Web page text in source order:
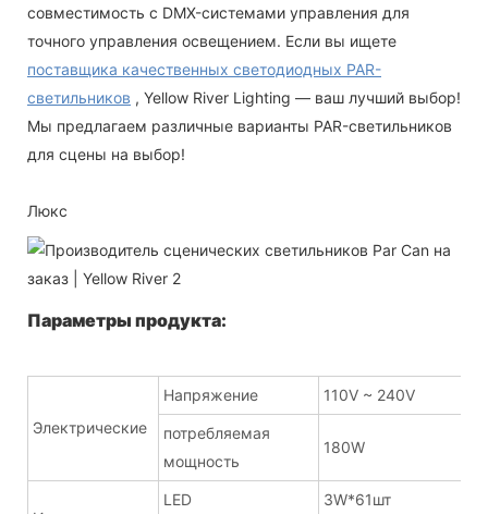
совместимость с DMX-системами управления для
точного управления освещением. Если вы ищете
поставщика качественных светодиодных PAR-
светильников , Yellow River Lighting — ваш лучший выбор!
Мы предлагаем различные варианты PAR-светильников
для сцены на выбор!
Люкс
Параметры продукта:
Электрические
Напряжение 110V ~ 240V
потребляемая
мощность
180W
LED 3W*61шт